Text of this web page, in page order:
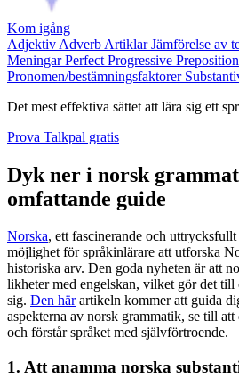
Kom igång
Adjektiv Adverb ArtiklarJämförelse av
MeningarPerfect Progressive
Pronomen/bestämningsfaktorer
Det mest effektiva sättet att lära sig ett
Prova Talkpal gratis
Dyk ner i norsk
omfattande guide
Norska, ett fascinerande och
möjlighet för språkinlärare att utforska
historiska arv. Den goda nyheten är att
likheter med engelskan, vilket gör det
sig. Den härartikeln kommer att guida
aspekterna av norsk grammatik, se till
och förstår språket med självförtroende.
1. Att anamma norska